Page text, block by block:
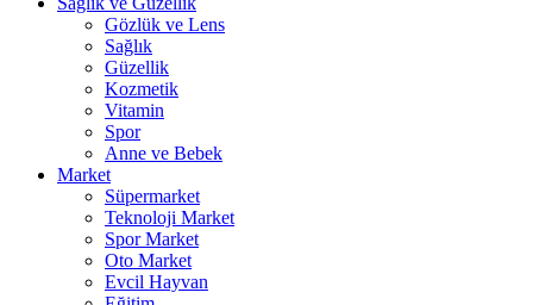
Gözlük ve Lens
Sağlık
Güzellik
Kozmetik
Vitamin
Spor
Anne ve Bebek
Market
Süpermarket
Teknoloji Market
Spor Market
Oto Market
Evcil Hayvan